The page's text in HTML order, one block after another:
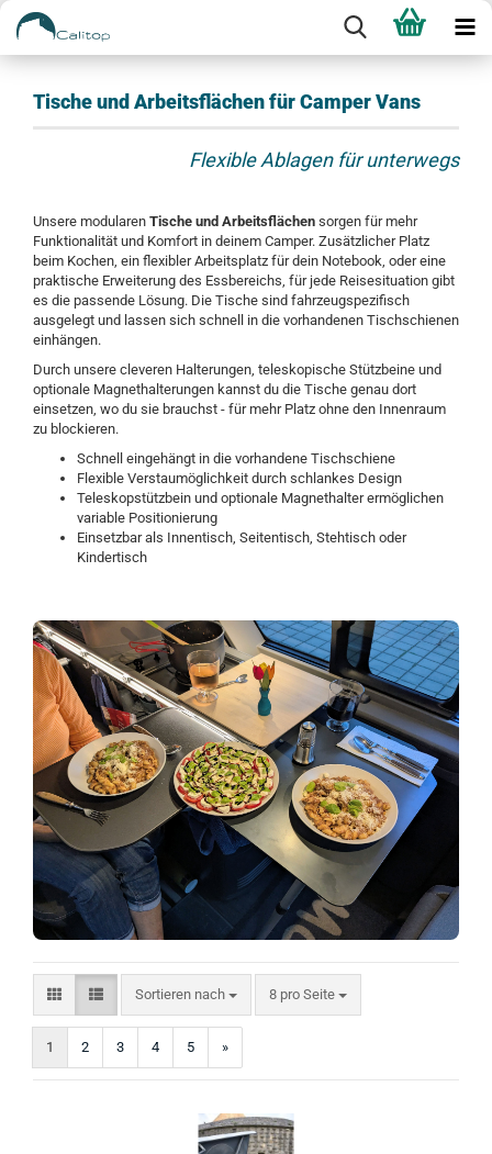
Tische und Arbeitsflächen für Camper Vans
Flexible Ablagen für unterwegs
Unsere modularen Tische und Arbeitsflächen sorgen für mehr
Funktionalität und Komfort in deinem Camper. Zusätzlicher Platz
beim Kochen, ein flexibler Arbeitsplatz für dein Notebook, oder eine
praktische Erweiterung des Essbereichs, für jede Reisesituation gibt
es die passende Lösung. Die Tische sind fahrzeugspezifisch
ausgelegt und lassen sich schnell in die vorhandenen Tischschienen
einhängen.
Durch unsere cleveren Halterungen, teleskopische Stützbeine und
optionale Magnethalterungen kannst du die Tische genau dort
einsetzen, wo du sie brauchst - für mehr Platz ohne den Innenraum
zu blockieren.
Schnell eingehängt in die vorhandene Tischschiene
Flexible Verstaumöglichkeit durch schlankes Design
Teleskopstützbein und optionale Magnethalter ermöglichen
variable Positionierung
Einsetzbar als Innentisch, Seitentisch, Stehtisch oder
Kindertisch
Sortieren nach
Sortieren nach 8 pro Seite
pro Seite
1 2 3 4 5 »